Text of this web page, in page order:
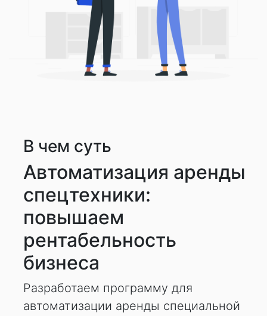
В чем суть
Автоматизация аренды
спецтехники:
повышаем
рентабельность
бизнеса
Разработаем программу для
автоматизации аренды специальной